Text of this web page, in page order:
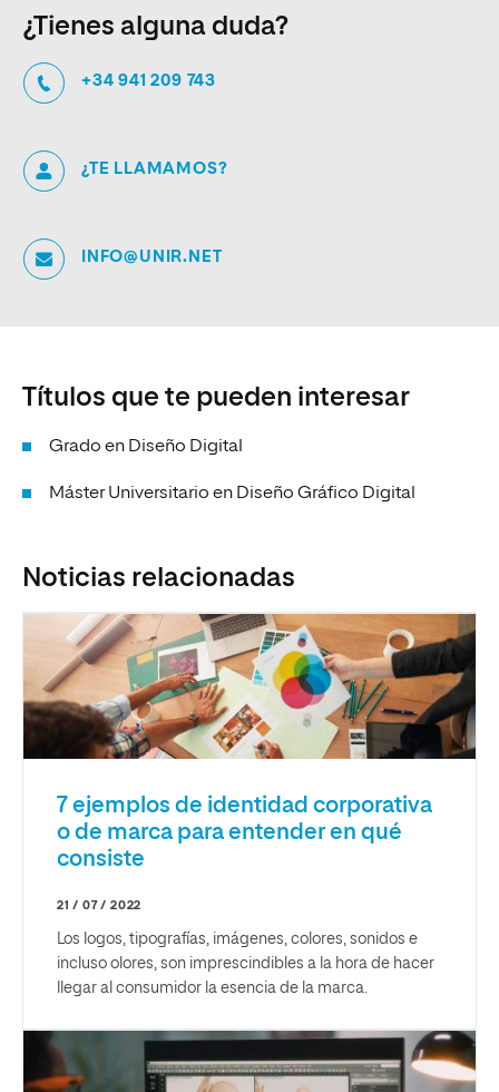
¿Tienes alguna duda?
+34 941 209 743
¿TE LLAMAMOS?
INFO@UNIR.NET
Títulos que te pueden interesar
Grado en Diseño Digital
Máster Universitario en Diseño Gráfico Digital
Noticias relacionadas
7 ejemplos de identidad corporativa
o de marca para entender en qué
consiste
21 / 07 / 2022
Los logos, tipografías, imágenes, colores, sonidos e
incluso olores, son imprescindibles a la hora de hacer
llegar al consumidor la esencia de la marca.